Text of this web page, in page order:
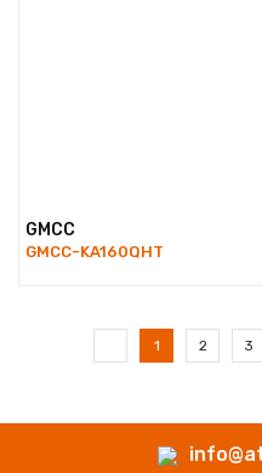
GMCC
GMCC-KA160QHT
1 2 3